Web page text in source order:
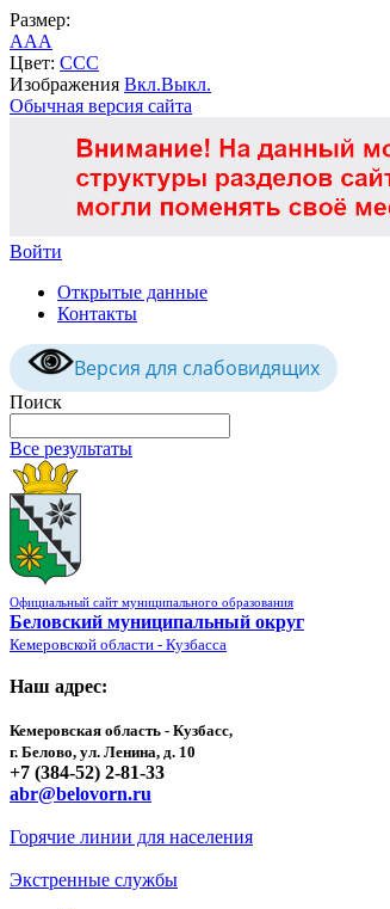
Размер:
AAA
Цвет: CCC
Изображения Вкл.Выкл.
Обычная версия сайта
Войти
Открытые данные
Контакты
Версия для слабовидящих
Поиск
Все результаты
Официальный сайт муниципального образования
Беловский муниципальный округ
Кемеровской области - Кузбасса
Наш адрес:
Кемеровская область - Кузбасс,
г. Белово, ул. Ленина, д. 10
+7 (384-52) 2-81-33
abr@belovorn.ru
Горячие линии для населения
Экстренные службы